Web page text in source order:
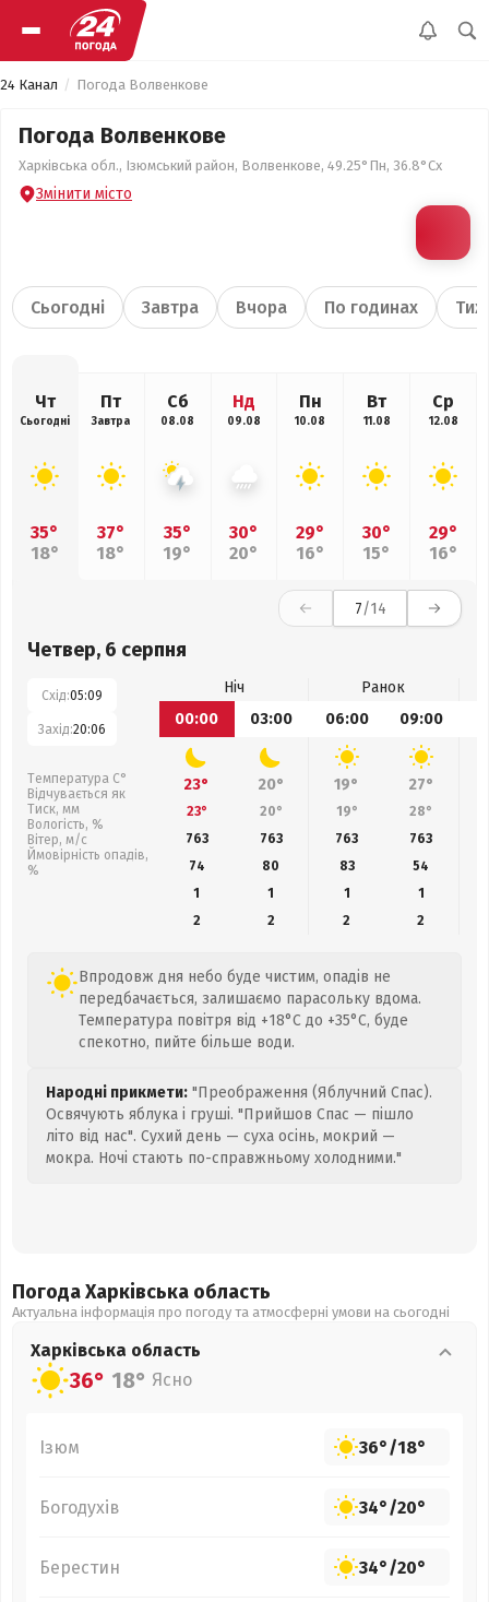
24 Канал Погода Волвенкове
Погода Волвенкове
Харківська обл., Ізюмський район, Волвенкове, 49.25°Пн, 36.8°Сх
Змінити місто
Сьогодні Завтра Вчора По годинах
Чт
Сьогодні
35°
18°
Пт
Завтра
37°
18°
Сб
08.08
35°
19°
Нд
09.08
30°
20°
Пн
10.08
29°
16°
Вт
11.08
30°
15°
Ср
12.08
29°
16°
7/14
Четвер, 6 серпня
Схід:05:09
Захід:20:06
Температура С°
Відчувається як
Тиск, мм
Вологість, %
Вітер, м/с
Ймовірність опадів,
%
Ніч
Ранок
00:00
03:00 06:00 09:00
23° 20° 19° 27°
23° 20° 19° 28°
763
763 763 763
74
80 83 54
1
1 1
1
2
2 2 2
Впродовж дня небо буде чистим, опадів не
передбачається, залишаємо парасольку вдома.
Температура повітря від +18°C до +35°C, буде
спекотно, пийте більше води.
Народні прикмети: "Преображення (Яблучний Спас).
Освячують яблука і груші. "Прийшов Спас — пішло
літо від нас". Сухий день — суха осінь, мокрий —
мокра. Ночі стають по-справжньому холодними."
Погода Харківська область
Актуальна інформація про погоду та атмосферні умови на сьогодні
Харківська область
36° 18° Ясно
Ізюм 36°/18°
Богодухів 34°/20°
Берестин 34°/20°